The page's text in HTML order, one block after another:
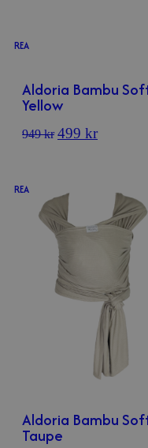
Aldoria Bambu
Yellow
949kr 499 kr
REA
Aldoria Bambu
Taupe
REA